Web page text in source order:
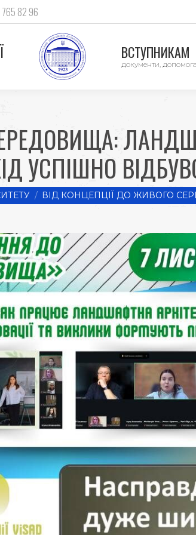
765 82 96
ВСТУПНИКАМ
документи,
УСПІШНО
ВІД КОНЦЕПЦІЇ ДО ЖИВОГО